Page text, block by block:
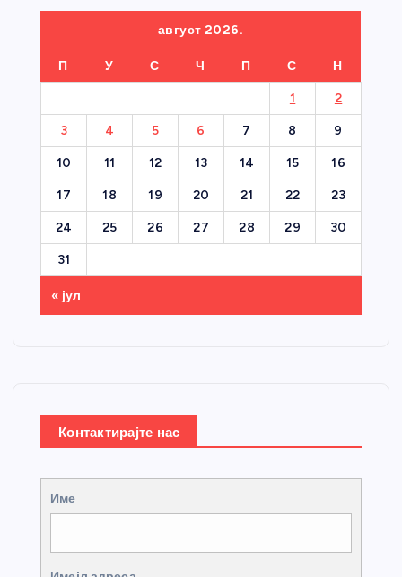
август 2026.
П У С Ч П С Н
1 2
3 4 5 6 7 8 9
10 11 12 13 14 15 16
17 18 19 20 21 22 23
24 25 26 27 28 29 30
31
« јул
Контактирајте нас
Име